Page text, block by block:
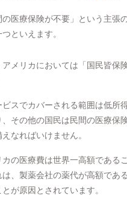
の医療保険が不要」という主張
といえます。
メリカにおいては「国民皆保
スでカバーされる範囲は低所
その他の国民は民間の医療保
なればいけません。
の医療費は世界一高額である
、製薬会社の薬代が高額であ
が原因とされています。